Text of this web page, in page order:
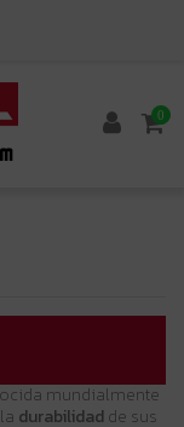
0
mundialmente
durabilidad de sus